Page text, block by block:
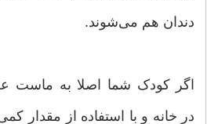
دندان هم می‌شوند.
اگر کودک شما اصلا به ماست
در خانه و با استفاده از مقدار